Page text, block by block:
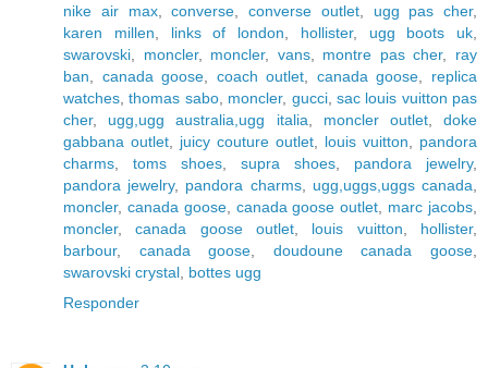
nike air max,converse converse outlet, ugg pas cher,
karen millen
links of london hollister, ugg boots uk
swarovski
moncler, moncler, vans, montre pas cher, ray
ban
canada goose coach outlet canada goose
replica
watches ,thomas sabo, moncler, gucci, sac louis vuitton pas
cher, ugg,ugg australia,ugg italia moncler outlet,doke
gabbana outlet
juicy couture outlet louis vuitton
pandora
charms
toms shoes supra shoes pandora jewelry,
pandora jewelry, pandora charms, ugg,uggs,uggs canada
moncler, canada goose, canada goose outlet marc jacobs
moncler,canada goose outlet louis vuitton hollister,
barbour, canada goose doudoune canada goose
swarovski crystal bottes ugg
Responder